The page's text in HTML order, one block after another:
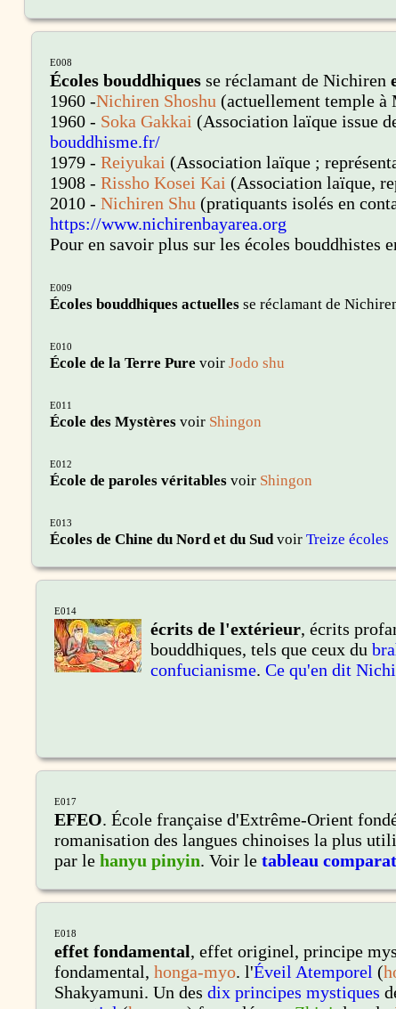
E008
Écoles bouddhiquesse réclamant de Nichiren
1960 -Nichiren Shoshu (actuellement temple à
1960 - Soka Gakkai (Association laïque issue
bouddhisme.fr/
1979 - Reiyukai (Association laïque ;
1908 - Rissho Kosei Kai (Association laïque,
2010 - Nichiren Shu (pratiquants isolés en
https://www.nichirenbayarea.org
Pour en savoir plus sur les écoles bouddhistes
E009
Écoles bouddhiques actuelles se réclamant de
E010
École de la Terre Pure voir Jodo shu
E011
École des Mystères voir Shingon
E012
École de paroles véritablesvoir Shingon
E013
Écoles de Chine du Nord et du Sudvoir Treize écoles
E014
écrits de l'extérieur,écrits
bouddhiques, tels que ceux du
confucianisme.Ce qu'en dit
E017
EFEO.École française d'Extrême-Orient
romanisation des langues chinoises la plus
par lehanyu pinyin. Voir letableau
E018
effet fondamental, effet originel, principe
fondamental,honga-myo. l'Éveil Atemporel (
Shakyamuni. Un desdix principes mystiques